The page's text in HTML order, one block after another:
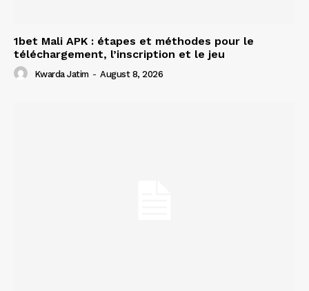
1bet Mali APK : étapes et méthodes pour le
téléchargement, l’inscription et le jeu
Kwarda Jatim - August 8, 2026